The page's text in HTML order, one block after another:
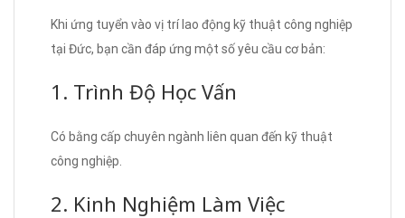
Khi ứng tuyển vào vị trí lao động kỹ thuật công nghiệp
tại Đức, bạn cần đáp ứng một số yêu cầu cơ bản:
1. Trình Độ Học Vấn
Có bằng cấp chuyên ngành liên quan đến kỹ thuật
công nghiệp.
2. Kinh Nghiệm Làm Việc